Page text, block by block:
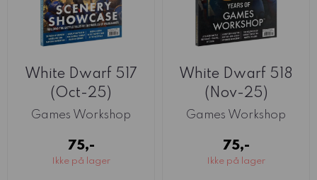
White Dwarf 517
(Oct-25)
Games Workshop
75,-
Ikke på lager
White Dwarf 518
(Nov-25)
Games Workshop
75,-
Ikke på lager